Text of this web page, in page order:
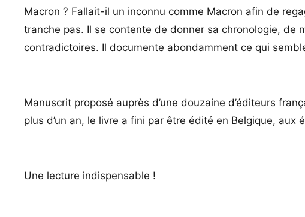
Macron ? Fallait-il un inconnu comme Macron afin de
tranche pas. Il se contente de donner sa chronologie,
contradictoires. Il documente abondamment ce qui
Manuscrit proposé auprès d’une douzaine d’éditeurs
plus d’un an, le livre a fini par être édité en Belgique, aux
Une lecture indispensable !